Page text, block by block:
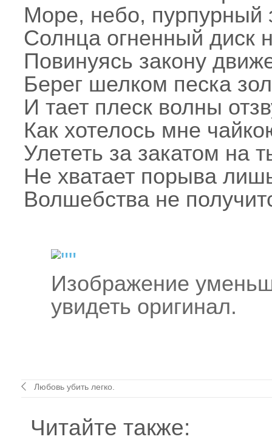
Море, небо, пурпурный
Солнца огненный диск
Повинуясь закону
Берег шелком песка
И тает плеск волны
Как хотелось мне
Улететь за закатом на
Не хватает порыва
Волшебства не
Изображение
увидеть оригинал.
Любовь убить легко.
Читайте также: